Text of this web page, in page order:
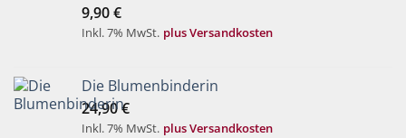
von 5
9,90€
Inkl. 7% MwSt. plus Versandkosten
Die Blumenbinderin
24,90€
Inkl. 7% MwSt. plus Versandkosten